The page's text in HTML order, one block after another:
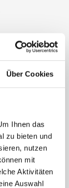
Über Cookies
Ihnen das
zu bieten und
nutzen
mit
Aktivitäten
Auswahl
in
PKA das
ich Ihnen